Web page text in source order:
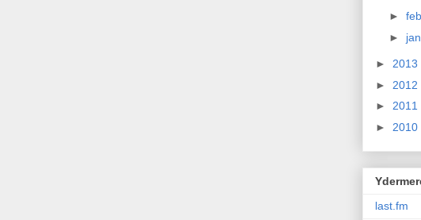
►
►
► 2013
► 2012
► 2011
► 2010
last.fm